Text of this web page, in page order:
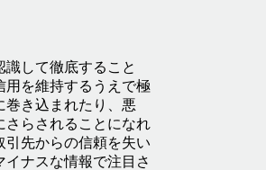
して徹底すること
用を維持するうえで極
巻き込まれたり、悪
さらされることになれ
引先からの信頼を失い
ナスな情報で注目さ